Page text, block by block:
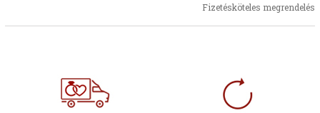
Fizetésköteles megrendelés